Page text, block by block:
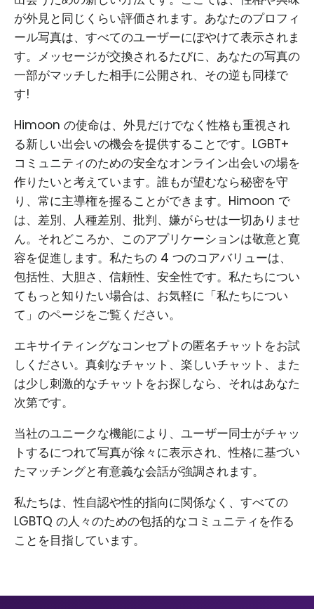
が外見と同じくらい評価されます。あなたのプロフィ
ール写真は、すべてのユーザーにぼやけて表示されま
す。メッセージが交換されるたびに、あなたの写真の
一部がマッチした相手に公開され、その逆も同様で
す!
Himoon の使命は、外見だけでなく性格も重視され
る新しい出会いの機会を提供することです。LGBT+
コミュニティのための安全なオンライン出会いの場を
作りたいと考えています。誰もが望むなら秘密を守
り、常に主導権を握ることができます。Himoon で
は、差別、人種差別、批判、嫌がらせは一切ありませ
ん。それどころか、このアプリケーションは敬意と寛
容を促進します。私たちの 4 つのコアバリューは、
包括性、大胆さ、信頼性、安全性です。私たちについ
てもっと知りたい場合は、お気軽に「私たちについ
て」のページをご覧ください。
エキサイティングなコンセプトの匿名チャットをお試
しください。真剣なチャット、楽しいチャット、また
は少し刺激的なチャットをお探しなら、それはあなた
次第です。
当社のユニークな機能により、ユーザー同士がチャッ
トするにつれて写真が徐々に表示され、性格に基づい
たマッチングと有意義な会話が強調されます。
私たちは、性自認や性的指向に関係なく、すべての
LGBTQ の人々のための包括的なコミュニティを作る
ことを目指しています。